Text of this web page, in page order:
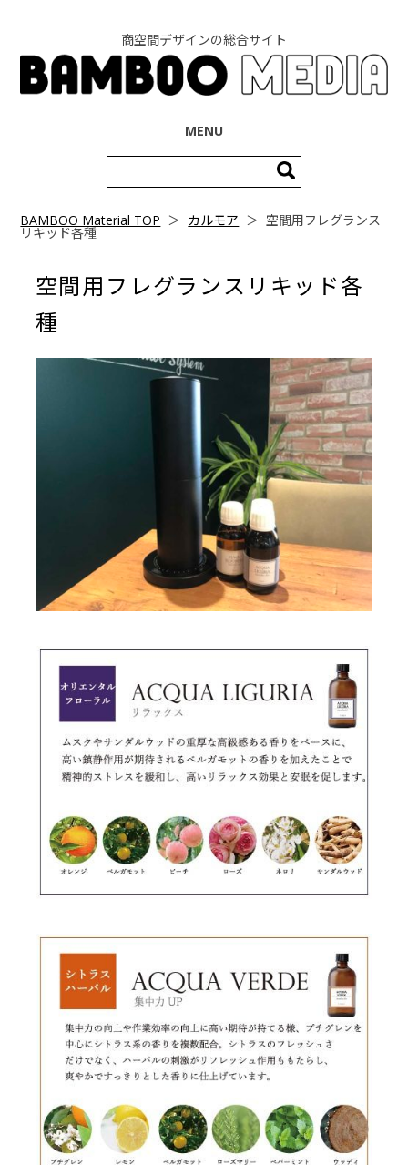
商空間デザインの総合サイト
MENU
索:
BAMBOO Material TOP ＞ カルモア ＞ 空間用フレグランス
リキッド各種
空間用フレグランスリキッド各
種